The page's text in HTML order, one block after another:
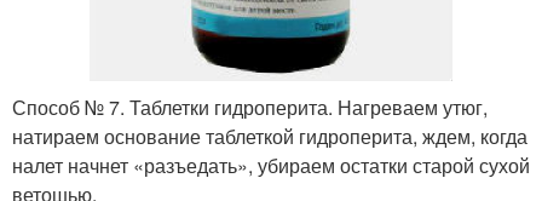
Способ № 7. Таблетки гидроперита. Нагреваем утюг,
натираем основание таблеткой гидроперита, ждем, когда
налет начнет «разъедать», убираем остатки старой сухой
ветошью.